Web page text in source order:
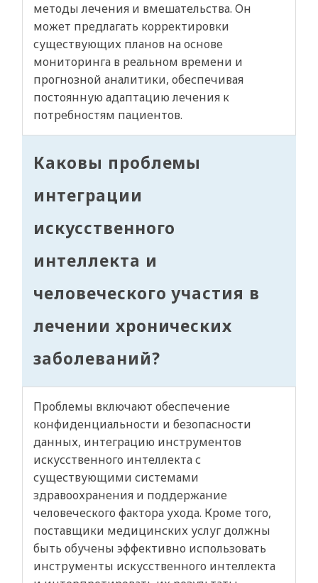
методы лечения и вмешательства. Он
может предлагать корректировки
существующих планов на основе
мониторинга в реальном времени и
прогнозной аналитики, обеспечивая
постоянную адаптацию лечения к
потребностям пациентов.
Каковы проблемы
интеграции
искусственного
интеллекта и
человеческого участия в
лечении хронических
заболеваний?
Проблемы включают обеспечение
конфиденциальности и безопасности
данных, интеграцию инструментов
искусственного интеллекта с
существующими системами
здравоохранения и поддержание
человеческого фактора ухода. Кроме того,
поставщики медицинских услуг должны
быть обучены эффективно использовать
инструменты искусственного интеллекта